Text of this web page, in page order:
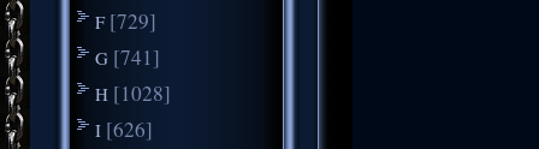
F [729]
G [741]
H [1028]
I [626]